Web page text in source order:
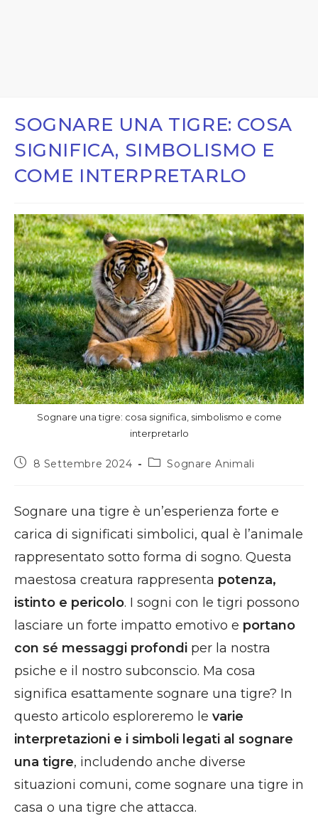
SOGNARE UNA TIGRE: COSA
SIGNIFICA, SIMBOLISMO E
COME INTERPRETARLO
Sognare una tigre: cosa significa, simbolismo e come
interpretarlo
Articolo8 Settembre 2024
Categoria
Sognare Animali
Sognare una tigre è un’esperienza forte e
carica di significati simbolici, qual è l’animale
rappresentato sotto forma di sogno. Questa
maestosa creatura rappresenta potenza,
istinto e pericolo. I sogni con le tigri possono
lasciare un forte impatto emotivo e portano
con sé messaggi profondi per la nostra
psiche e il nostro subconscio. Ma cosa
significa esattamente sognare una tigre? In
questo articolo esploreremo le varie
interpretazioni e i simboli legati al sognare
una tigre, includendo anche diverse
situazioni comuni, come sognare una tigre in
casa o una tigre che attacca.